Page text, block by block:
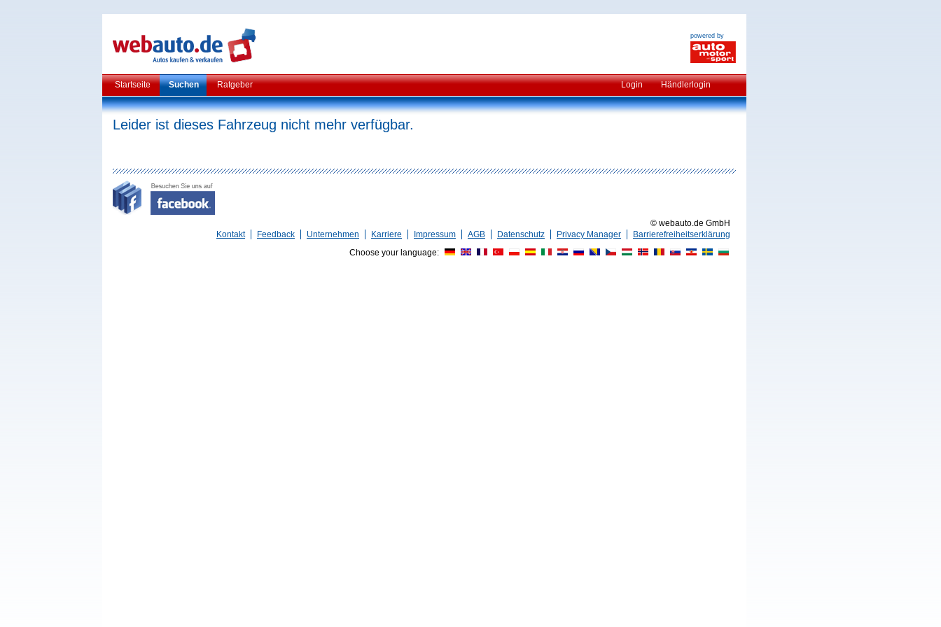
powered by
Startseite Suchen Ratgeber Login Händlerlogin
Leider ist dieses Fahrzeug nicht mehr verfügbar.
© webauto.de GmbH
Kontakt
Feedback Unternehmen Karriere Impressum AGB Datenschutz Privacy Manager
Barrierefreiheitserklärung
Choose your language: